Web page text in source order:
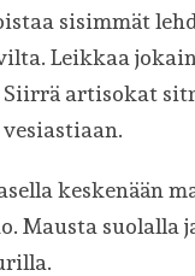
sisimmät
Leikkaa
Siirrä artisokat
keskenään
Mausta suolalla